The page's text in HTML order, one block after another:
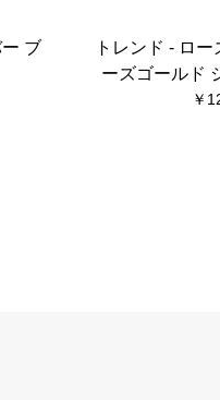
ブ
トレンド - ロ
ーズゴールド